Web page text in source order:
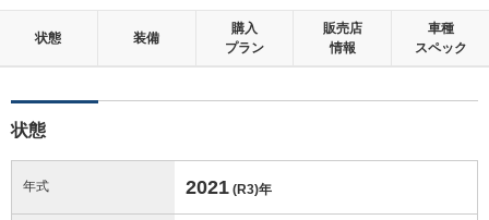
状態 装備
購入
プラン
販売店
情報
車種
スペック
状態
年式 2021 (R3)年